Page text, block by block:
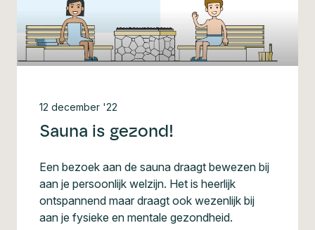
12 december '22
Sauna is gezond!
Een bezoek aan de sauna draagt bewezen bij
aan je persoonlijk welzijn. Het is heerlijk
ontspannend maar draagt ook wezenlijk bij
aan je fysieke en mentale gezondheid.